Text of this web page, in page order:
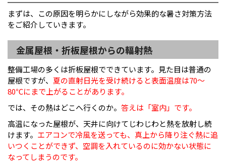
まずは、この原因を明らかにしながら効果的な暑さ対策方法
をご紹介していきます。
金属屋根・折板屋根からの輻射熱
整備工場の多くは折板屋根でできています。見た目は普通の
屋根ですが、 夏の直射日光を受け続けると表面温度は70〜
80℃にまで上がることがあります。
では、その熱はどこへ行くのか。 答えは「室内」です。
高温になった屋根が、天井に向けてじわじわと熱を放射し続
けます。 エアコンで冷風を送っても、真上から降り注ぐ熱に追
いつくことができず、空調を入れているのに効かない状態に
なってしまうのです。